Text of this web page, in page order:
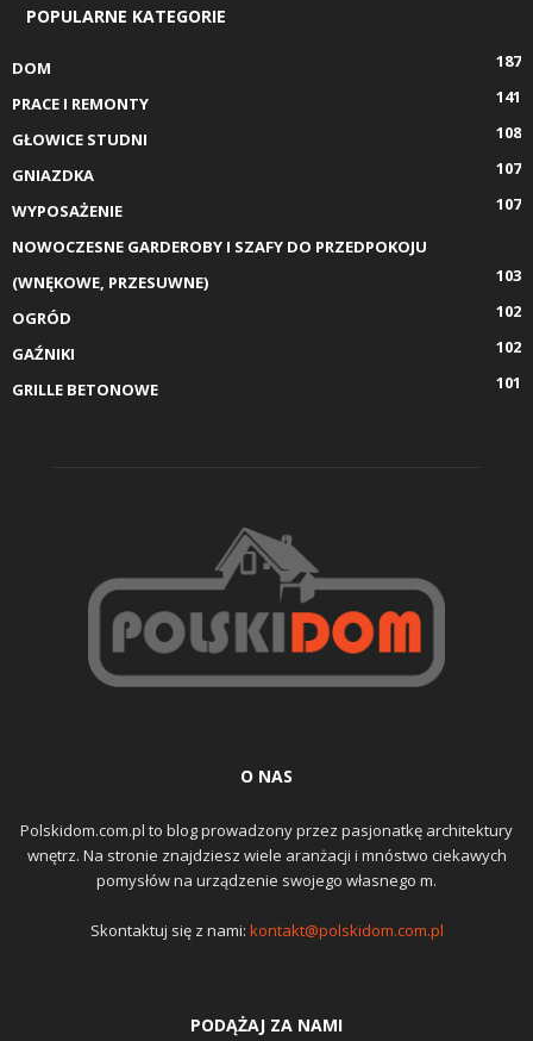
POPULARNE KATEGORIE
DOM
187
PRACE I REMONTY
141
GŁOWICE STUDNI
108
GNIAZDKA
107
WYPOSAŻENIE
107
NOWOCZESNE GARDEROBY I SZAFY DO PRZEDPOKOJU
(WNĘKOWE, PRZESUWNE)
103
OGRÓD
102
GAŹNIKI
102
GRILLE BETONOWE
101
O NAS
Polskidom.com.pl to blog prowadzony przez pasjonatkę architektury
wnętrz. Na stronie znajdziesz wiele aranżacji i mnóstwo ciekawych
pomysłów na urządzenie swojego własnego m.
Skontaktuj się z nami: kontakt@polskidom.com.pl
PODĄŻAJ ZA NAMI